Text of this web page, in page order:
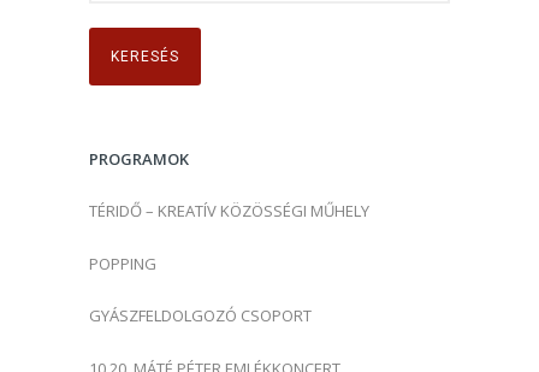
r
s
:PROGRAMOK
TÉRIDŐ – KREATÍV KÖZÖSSÉGI MŰHELY
POPPING
GYÁSZFELDOLGOZÓ CSOPORT